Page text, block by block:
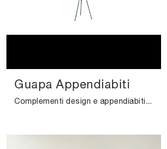
Guapa Appendiabiti
Complementi design e appendiabiti in metallo: ottieni informazioni sul modello Guapa Appendiabiti di Midj e potrai valorizzare i tuoi spazi.